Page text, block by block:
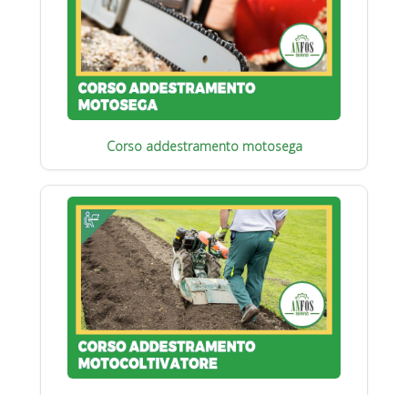
Corso addestramento motosega